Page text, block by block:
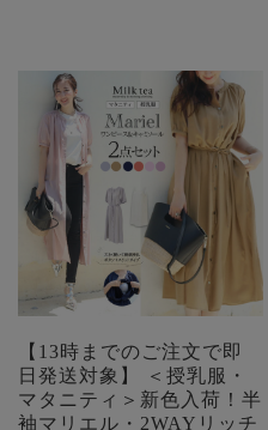
【13時までのご注文で即
日発送対象】 ＜授乳服・
マタニティ＞新色入荷！半
袖マリエル・2WAYリッチ